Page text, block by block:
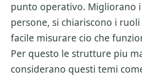
punto operativo. Migliorano
persone, si chiariscono i
facile misurare cio che
Per questo le strutture piu
considerano questi temi